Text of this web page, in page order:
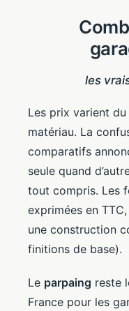
les
Les prix varient
matériau. La
comparatifs
seule quand
tout compris. Les
exprimées en
une construction
finitions de base).
Le parpaing reste
France pour les